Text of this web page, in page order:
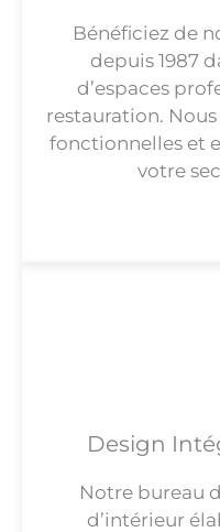
Bénéficiez de
depuis 1987
d’espaces
restauration.
fonctionnelles et
votre
Design
Notre bureau
d’intérieur